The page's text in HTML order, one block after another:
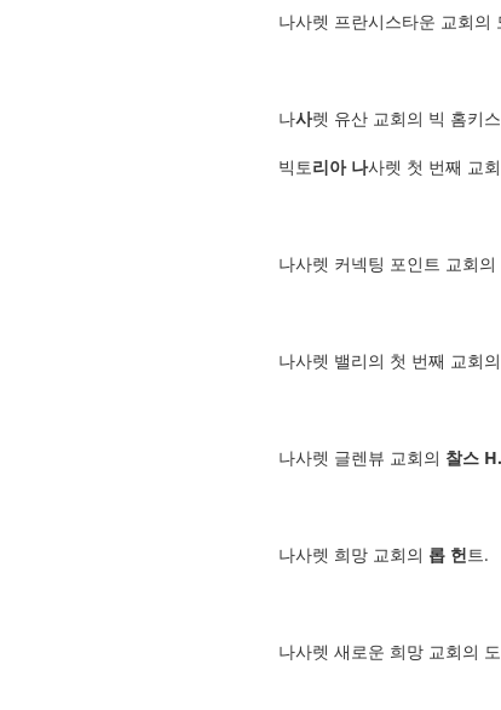
나사렛 프란시스타운 교회의
나사렛 유산 교회의 빅 홈키
빅토리아 나사렛 첫 번째 교
나사렛 커넥팅 포인트 교회의
나사렛 밸리의 첫 번째 교회
나사렛 글렌뷰 교회의 찰스
나사렛 희망 교회의 롭 헌트.
나사렛 새로운 희망 교회의